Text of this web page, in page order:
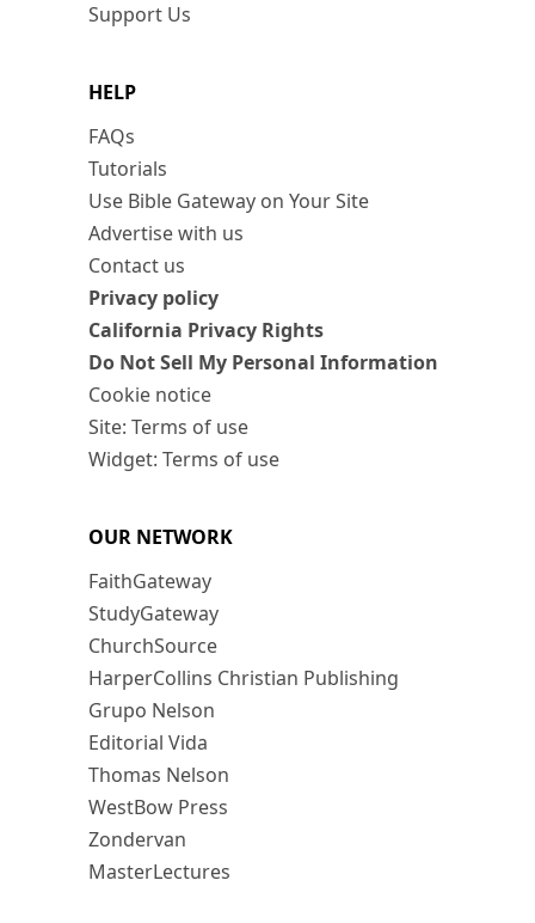
Support Us
HELP
FAQs
Tutorials
Use Bible Gateway on Your Site
Advertise with us
Contact us
Privacy policy
California Privacy Rights
Do Not Sell My Personal Information
Cookie notice
Site: Terms of use
Widget: Terms of use
OUR NETWORK
FaithGateway
StudyGateway
ChurchSource
HarperCollins Christian Publishing
Grupo Nelson
Editorial Vida
Thomas Nelson
WestBow Press
Zondervan
MasterLectures